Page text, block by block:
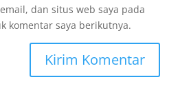
dan situs web saya pada
komentar saya berikutnya.